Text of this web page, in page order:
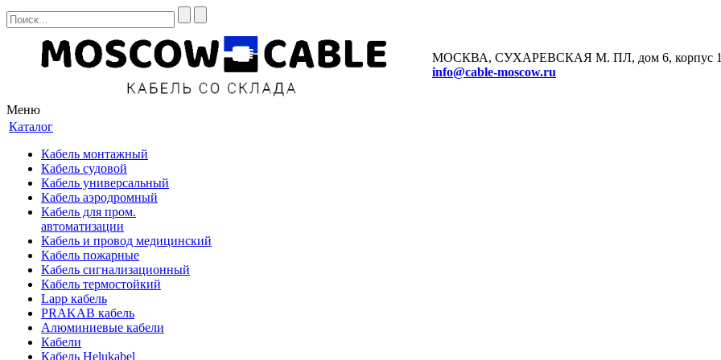
МОСКВА, СУХАРЕВСКАЯ М. ПЛ, дом 6, корпус
info@cable-moscow.ru
Меню
Каталог
Кабель монтажный
Кабель судовой
Кабель универсальный
Кабель аэродромный
Кабель для пром.
автоматизации
Кабель и провод медицинский
Кабель пожарные
Кабель сигнализационный
Кабель термостойкий
Lapp кабель
PRAKAB кабель
Алюминиевые кабели
Кабели
Кабель Helukabel